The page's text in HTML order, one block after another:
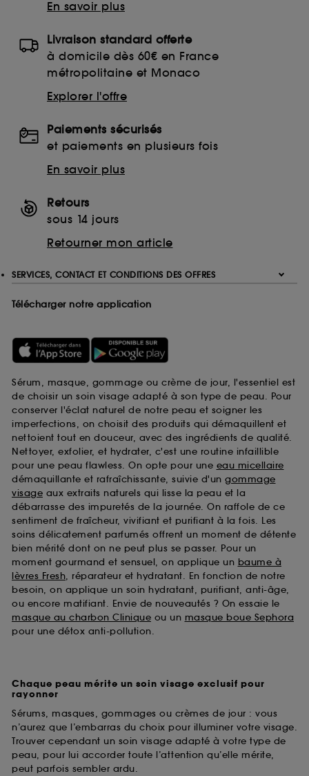
En savoir plus
Livraison standard offerte
à domicile dès 60€ en France
métropolitaine et Monaco
Explorer l'offre
Paiements sécurisés
et paiements en plusieurs fois
En savoir plus
Retours
sous 14 jours
Retourner mon article
SERVICES, CONTACT ET CONDITIONS DES OFFRES
Télécharger notre application
Sérum, masque, gommage ou crème de jour, l'essentiel est
de choisir un soin visage adapté à son type de peau. Pour
conserver l'éclat naturel de notre peau et soigner les
imperfections, on choisit des produits qui démaquillent et
nettoient tout en douceur, avec des ingrédients de qualité.
Nettoyer, exfolier, et hydrater, c'est une routine infaillible
pour une peau flawless. On opte pour une eau micellaire
démaquillante et rafraîchissante, suivie d'un gommage
visage aux extraits naturels qui lisse la peau et la
débarrasse des impuretés de la journée. On raffole de ce
sentiment de fraîcheur, vivifiant et purifiant à la fois. Les
soins délicatement parfumés offrent un moment de détente
bien mérité dont on ne peut plus se passer. Pour un
moment gourmand et sensuel, on applique un baume à
lèvres Fresh, réparateur et hydratant. En fonction de notre
besoin, on applique un soin hydratant, purifiant, anti-âge,
ou encore matifiant. Envie de nouveautés ? On essaie le
masque au charbon Clinique ou un masque boue Sephora
pour une détox anti-pollution.
Chaque peau mérite un soin visage exclusif pour
rayonner
Sérums, masques, gommages ou crèmes de jour : vous
n’aurez que l’embarras du choix pour illuminer votre visage.
Trouver cependant un soin visage adapté à votre type de
peau, pour lui accorder toute l’attention qu’elle mérite,
peut parfois sembler ardu.